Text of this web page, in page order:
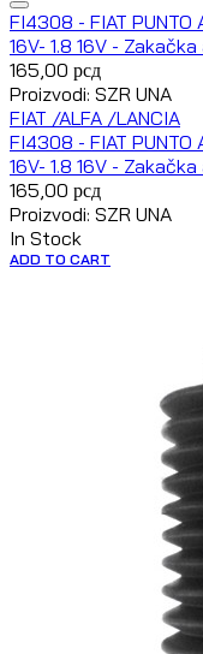
FI4308 - FIAT PUNTO
16V- 1.8 16V -
165,00 рсд
Proizvodi: SZR UNA
FIAT /ALFA /LANCIA
FI4308 - FIAT PUNTO
16V- 1.8 16V -
165,00 рсд
Proizvodi: SZR UNA
In Stock
ADD TO CART